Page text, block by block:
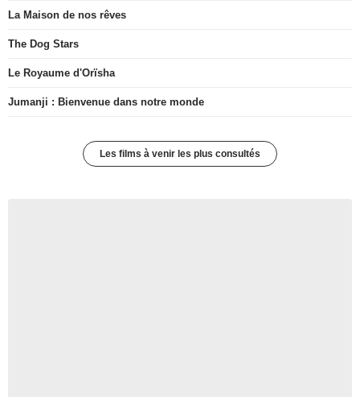
La Maison de nos rêves
The Dog Stars
Le Royaume d'Orïsha
Jumanji : Bienvenue dans notre monde
Les films à venir les plus consultés